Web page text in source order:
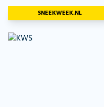
SNEEKWEEK.NL